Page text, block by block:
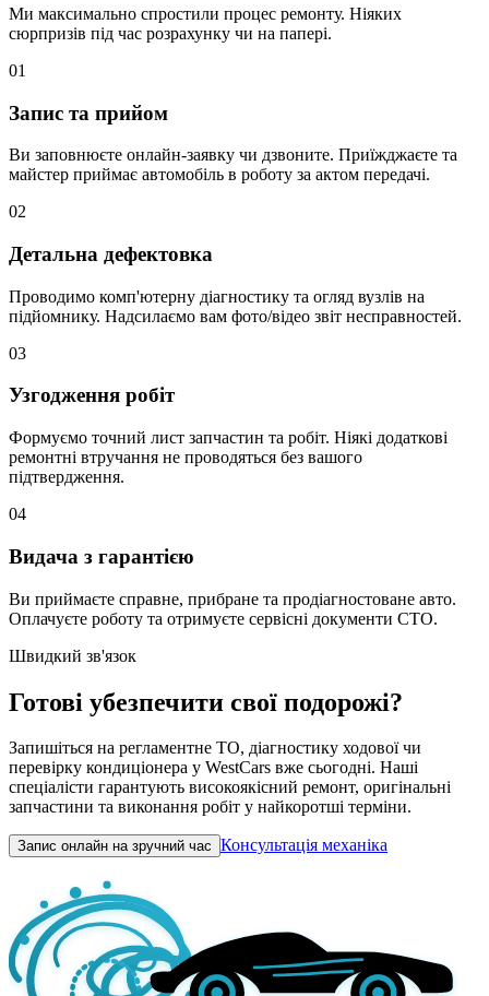
Ми максимально спростили процес ремонту. Ніяких
сюрпризів під час розрахунку чи на папері.
01
Запис та прийом
Ви заповнюєте онлайн-заявку чи дзвоните. Приїжджаєте та
майстер приймає автомобіль в роботу за актом передачі.
02
Детальна дефектовка
Проводимо комп'ютерну діагностику та огляд вузлів на
підйомнику. Надсилаємо вам фото/відео звіт несправностей.
03
Узгодження робіт
Формуємо точний лист запчастин та робіт. Ніякі додаткові
ремонтні втручання не проводяться без вашого
підтвердження.
04
Видача з гарантією
Ви приймаєте справне, прибране та продіагностоване авто.
Оплачуєте роботу та отримуєте сервісні документи СТО.
Швидкий зв'язок
Готові убезпечити свої подорожі?
Запишіться на регламентне ТО, діагностику ходової чи
перевірку кондиціонера у WestCars вже сьогодні. Наші
спеціалісти гарантують високоякісний ремонт, оригінальні
запчастини та виконання робіт у найкоротші терміни.
Запис онлайн на зручний час Консультація механіка